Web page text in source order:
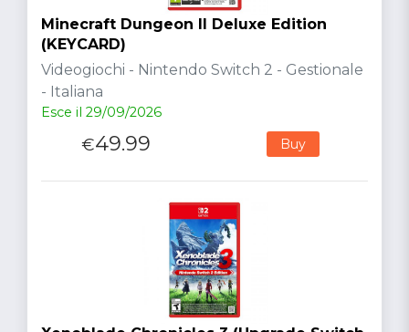
Minecraft Dungeon II Deluxe Edition
(KEYCARD)
Videogiochi - Nintendo Switch 2 - Gestionale
- Italiana
Esce il 29/09/2026
€49.99 Buy